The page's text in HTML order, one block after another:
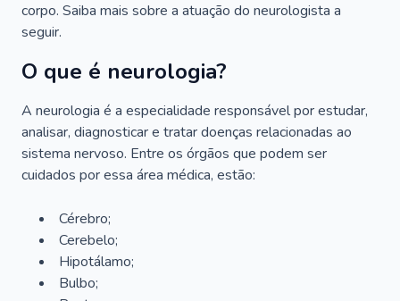
corpo. Saiba mais sobre a atuação do neurologista a
seguir.
O que é neurologia?
A neurologia é a especialidade responsável por estudar,
analisar, diagnosticar e tratar doenças relacionadas ao
sistema nervoso. Entre os órgãos que podem ser
cuidados por essa área médica, estão:
Cérebro;
Cerebelo;
Hipotálamo;
Bulbo;